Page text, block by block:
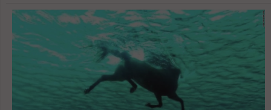
العادات والتقاليد، وبالاعتماد على ما يصح من الأدلة. المتأمل في تاريخ العرب الجاهلي لا
يجد فيه ركوب النساء للخيل ، ولعله إن وُجد أن يكون نادراً ؛ إذ من المعلوم أن ركوب
الخيل هو من فعل الرجال ، وقد اشتهر ذلك حتى صار علماً عليهم ، وكأنه خاصٌّ بهم ،
وهكذا الأمر في الإسلام ، وقد بحثنا جهدنا للظفر بنص أو حادثة في ركوب النساء للخيل
فلم نظفر بشيء ، ووجدنا ركوبهن للإبل ، والحمير ، والبغال . ولا يعني ما سبق أن ركوب
النساء للخيل من المحرمات الشرعية ، بل هي العادة ، والعُرف ، وليس ذلك من أجل
كون الفعل محرَّماً ، كيف وقد امتن الله تعالى على الخلق عموماً بتسخير الخيل للركوب
فقال : ( وَالْخَيْلَ وَالْبِغَالَ وَالْحَمِيرَ لِتَرْكَبُوهَا وَزِينَةً وَيَخْلُقُ مَا لاَ تَعْلَمُونَ ...